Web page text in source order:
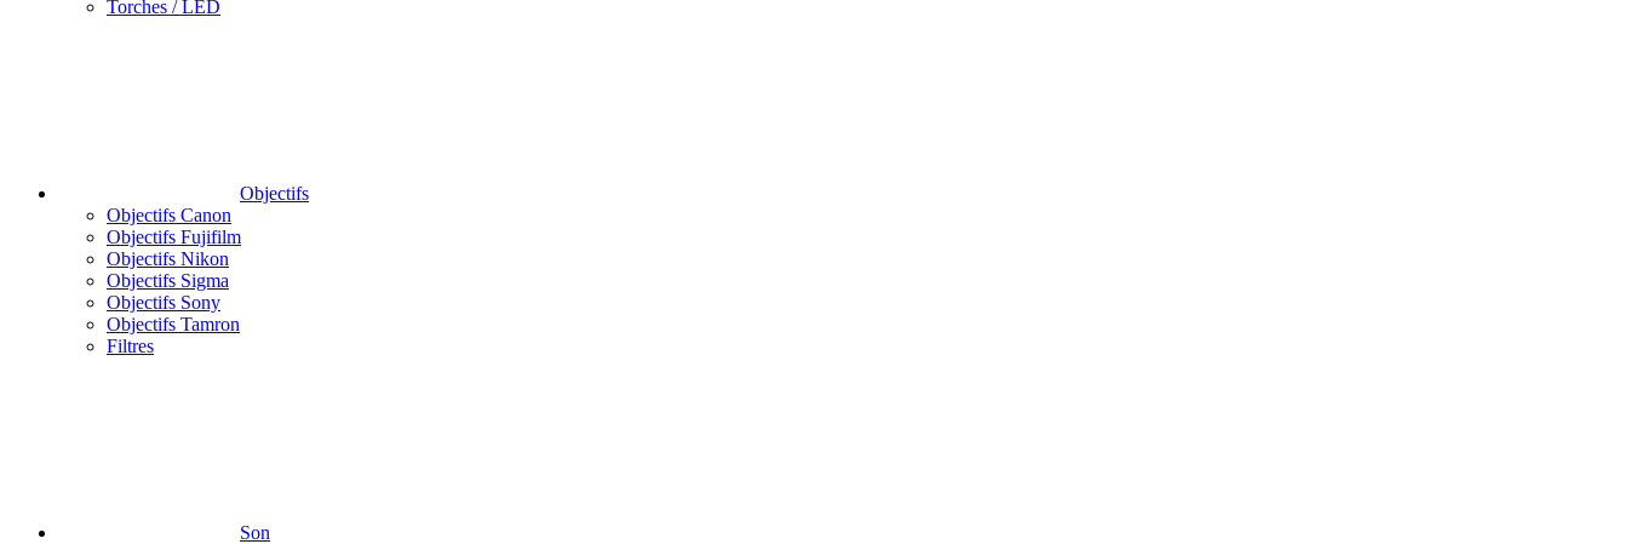
Torches / LED
Objectifs
Objectifs Canon
Objectifs Fujifilm
Objectifs Nikon
Objectifs Sigma
Objectifs Sony
Objectifs Tamron
Filtres
Son